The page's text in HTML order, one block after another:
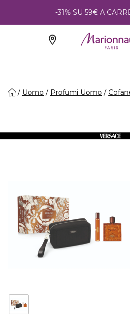
-31% SU 59€ A
Uomo Profumi Uomo